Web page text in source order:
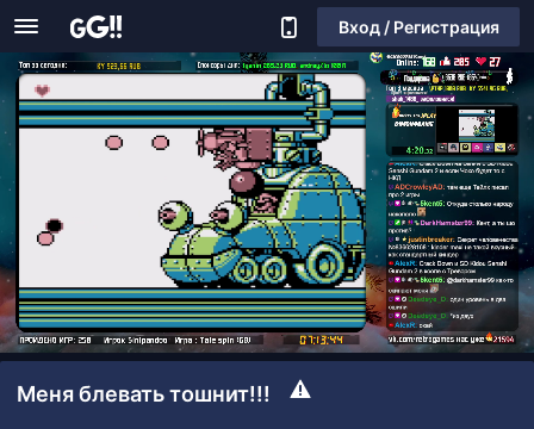
Вход / Регистрация
Меня блевать тошнит!!!